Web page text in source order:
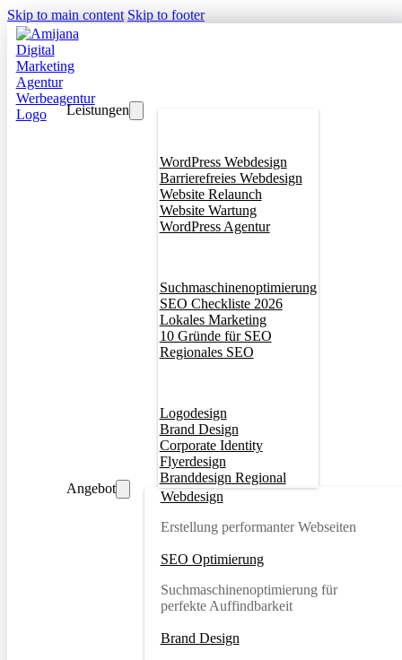
Skip to main content Skip to footer
Leistungen
WordPress Webdesign
Barrierefreies Webdesign
Website Relaunch
Website Wartung
WordPress Agentur
Suchmaschinenoptimierung
SEO Checkliste 2026
Lokales Marketing
10 Gründe für SEO
Regionales SEO
Logodesign
Brand Design
Corporate Identity
Flyerdesign
Branddesign Regional
Angebot
Webdesign
Erstellung performanter Webseiten
SEO Optimierung
Suchmaschinenoptimierung für
perfekte Auffindbarkeit
Brand Design